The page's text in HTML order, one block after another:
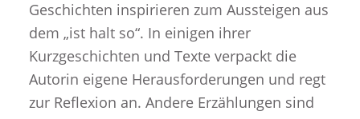
Geschichten inspirieren zum Aussteigen aus
dem „ist halt so“. In einigen ihrer
Kurzgeschichten und Texte verpackt die
Autorin eigene Herausforderungen und regt
zur Reflexion an. Andere Erzählungen sind